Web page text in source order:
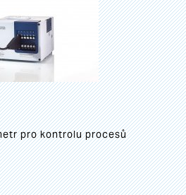
pro kontrolu procesů